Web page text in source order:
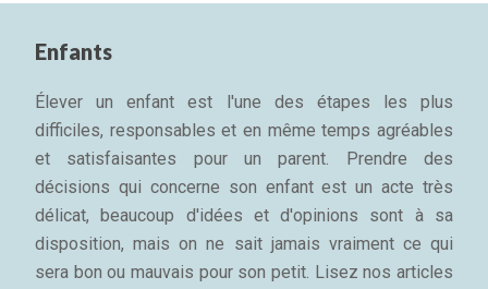
Enfants
Élever un enfant est l'une des étapes les plus
difficiles, responsables et en même temps agréables
et satisfaisantes pour un parent. Prendre des
décisions qui concerne son enfant est un acte très
délicat, beaucoup d'idées et d'opinions sont à sa
disposition, mais on ne sait jamais vraiment ce qui
sera bon ou mauvais pour son petit. Lisez nos articles